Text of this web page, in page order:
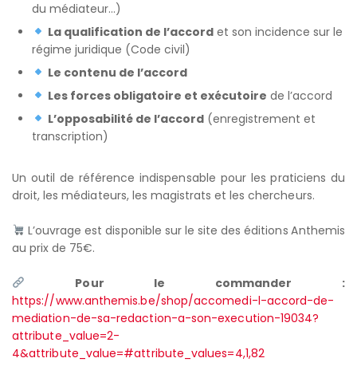
du médiateur…)
La qualification de l’accordet son incidence sur le
régime juridique (Code civil)
Le contenu de l’accord
Les forces obligatoire et exécutoire de l’accord
L’opposabilité de l’accord(enregistrement et
transcription)
Un outil de référence indispensable pour les praticiens du
droit, les médiateurs, les magistrats et les chercheurs.
L’ouvrage est disponible sur le site des éditions Anthemis
au prix de 75€.
Pour le commander :
https://www.anthemis.be/shop/accomedi-l-accord-de-
mediation-de-sa-redaction-a-son-execution-19034?
attribute_value=2-
4&attribute_value=#attribute_values=4,1,82